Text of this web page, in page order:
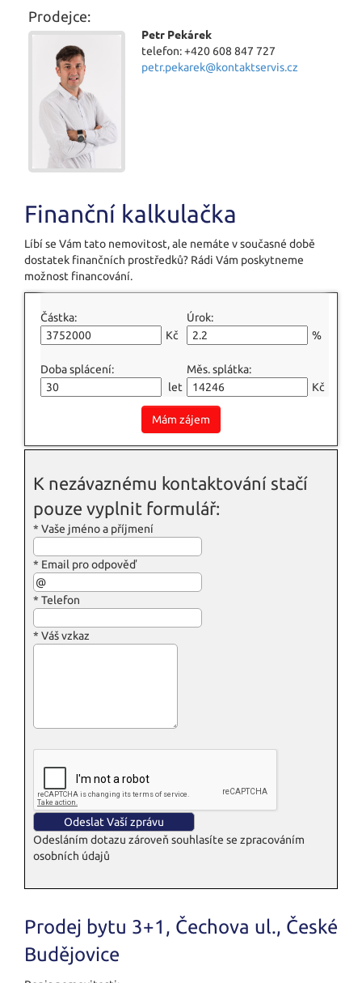
Prodejce:
Petr Pekárek
telefon: +420 608 847 727
petr.pekarek@kontaktservis.cz
Finanční kalkulačka
Líbí se Vám tato nemovitost, ale nemáte v současné době
dostatek finančních prostředků? Rádi Vám poskytneme
možnost financování.
Částka:
Kč
Úrok:
%
Doba splácení:
let
Měs. splátka:
Kč
Mám zájem
K nezávaznému kontaktování stačí
pouze vyplnit formulář:
* Vaše jméno a příjmení
* Email pro odpověď
* Telefon
* Váš vzkaz
Odesláním dotazu zároveň souhlasíte se zpracováním
osobních údajů
Prodej bytu 3+1, Čechova ul., České
Budějovice